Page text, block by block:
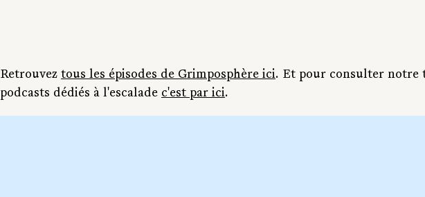
Retrouvez tous les épisodes de Grimposphère ici. Et pour consulter notre
podcasts dédiés à l'escalade c'est par ici.